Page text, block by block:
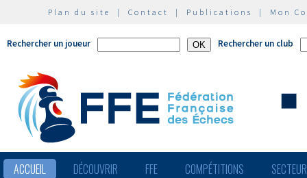
Plan du site | Contact | Publications | Mon
Rechercher un joueur Rechercher un club
ACCUEIL DÉCOUVRIR FFE COMPÉTITIONS